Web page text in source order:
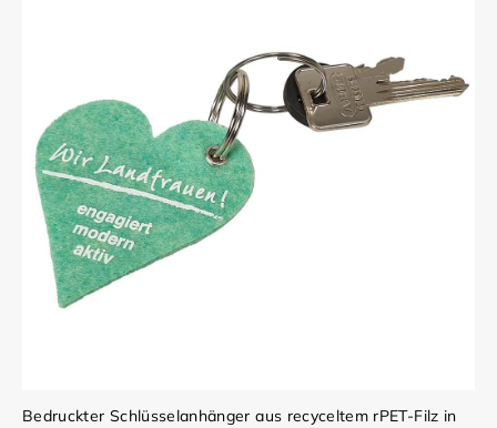
Bedruckter Schlüsselanhänger aus recyceltem rPET-Filz in